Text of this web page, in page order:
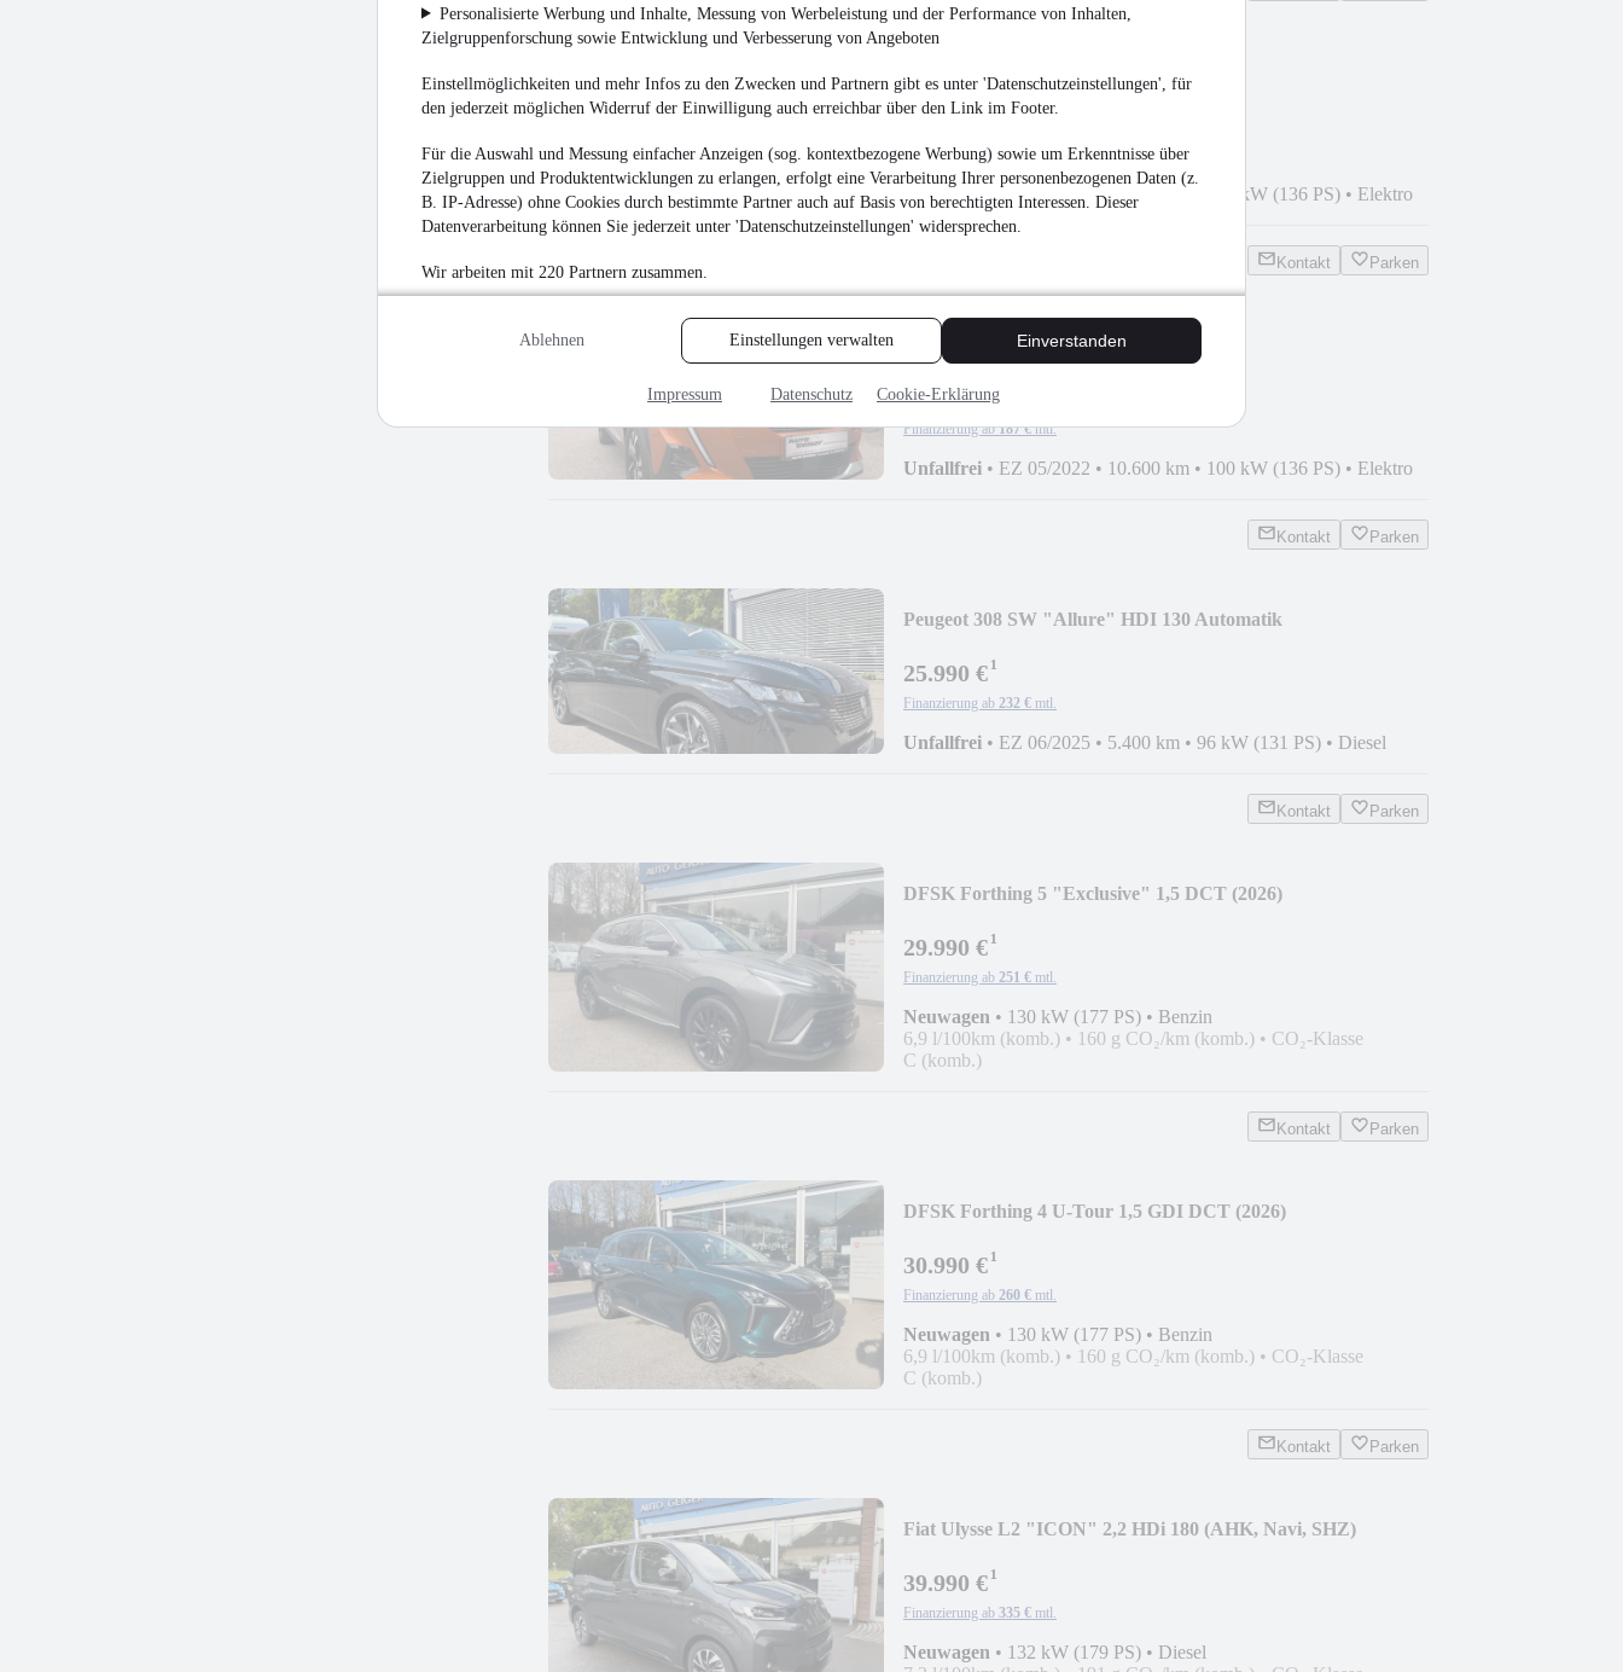
Personalisierte Werbung und Inhalte, Messung von Werbeleistung und der Performance von Inhalten,
Zielgruppenforschung sowie Entwicklung und Verbesserung von Angeboten
Einstellmöglichkeiten und mehr Infos zu den Zwecken und Partnern gibt es unter 'Datenschutzeinstellungen', für
den jederzeit möglichen Widerruf der Einwilligung auch erreichbar über den Link im Footer.
Für die Auswahl und Messung einfacher Anzeigen (sog. kontextbezogene Werbung) sowie um Erkenntnisse über
Zielgruppen und Produktentwicklungen zu erlangen, erfolgt eine Verarbeitung Ihrer personenbezogenen Daten (z.
B. IP-Adresse) ohne Cookies durch bestimmte Partner auch auf Basis von berechtigten Interessen. Dieser
Datenverarbeitung können Sie jederzeit unter 'Datenschutzeinstellungen' widersprechen.
Wir arbeiten mit 220 Partnern zusammen.
Ablehnen Einstellungen verwalten Einverstanden
Impressum Datenschutz Cookie-Erklärung
¹
Finanzierung ab 183 € mtl.
Unfallfrei•EZ 04/2023 •35.794 km 100 kW (136 PS) • Elektro
Kontakt Parken
Peugeot 2008 Elektro "GT" 136
20.990 €¹
Finanzierung ab 187 € mtl.
Unfallfrei • EZ 05/2022 • 10.600 km • 100 kW (136 PS) • Elektro
Kontakt Parken
Peugeot 308 SW "Allure" HDI 130 Automatik
25.990 €¹
Finanzierung ab 232 € mtl.
Unfallfrei • EZ 06/2025 • 5.400 km • 96 kW (131 PS) • Diesel
Kontakt Parken
DFSK Forthing 5 "Exclusive" 1,5 DCT (2026)
29.990 €¹
Finanzierung ab 251 € mtl.
Neuwagen • 130 kW (177 PS) • Benzin
6,9 l/100km (komb.) • 160 g CO₂/km (komb.) • CO₂-Klasse
C (komb.)
Kontakt Parken
DFSK Forthing 4 U-Tour 1,5 GDI DCT (2026)
30.990 €¹
Finanzierung ab 260 € mtl.
Neuwagen • 130 kW (177 PS) • Benzin
6,9 l/100km (komb.) • 160 g CO₂/km (komb.) • CO₂-Klasse
C (komb.)
Kontakt Parken
Fiat Ulysse L2 "ICON" 2,2 HDi 180 (AHK, Navi, SHZ)
39.990 €¹
Finanzierung ab 335 € mtl.
Neuwagen • 132 kW (179 PS) • Diesel